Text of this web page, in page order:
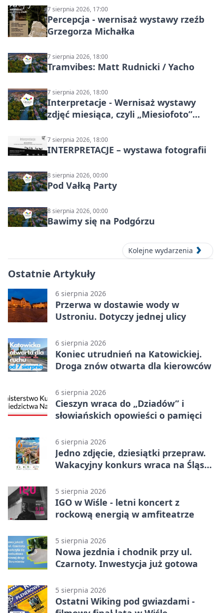
7 sierpnia 2026, 17:00
Percepcja - wernisaż wystawy rzeźb
Grzegorza Michałka
7 sierpnia 2026, 18:00
Tramvibes: Matt Rudnicki / Yacho
7 sierpnia 2026, 18:00
Interpretacje - Wernisaż wystawy
zdjęć miesiąca, czyli „Miesiofoto”
Fotograficznego
7 sierpnia 2026, 18:00
INTERPRETACJE – wystawa fotografii
8 sierpnia 2026, 00:00
Pod Vałką Party
8 sierpnia 2026, 00:00
Bawimy się na Podgórzu
Kolejne wydarzenia
Ostatnie Artykuły
6 sierpnia 2026
Przerwa w dostawie wody w
Ustroniu. Dotyczy jednej ulicy
6 sierpnia 2026
Koniec utrudnień na Katowickiej.
Droga znów otwarta dla kierowców
6 sierpnia 2026
Cieszyn wraca do „Dziadów” i
słowiańskich opowieści o pamięci
6 sierpnia 2026
Jedno zdjęcie, dziesiątki przepraw.
Wakacyjny konkurs wraca na Śląsk
5 sierpnia 2026
IGO w Wiśle - letni koncert z
rockową energią w amfiteatrze
5 sierpnia 2026
Nowa jezdnia i chodnik przy ul.
Czarnoty. Inwestycja już gotowa
5 sierpnia 2026
Ostatni Wiking pod gwiazdami -